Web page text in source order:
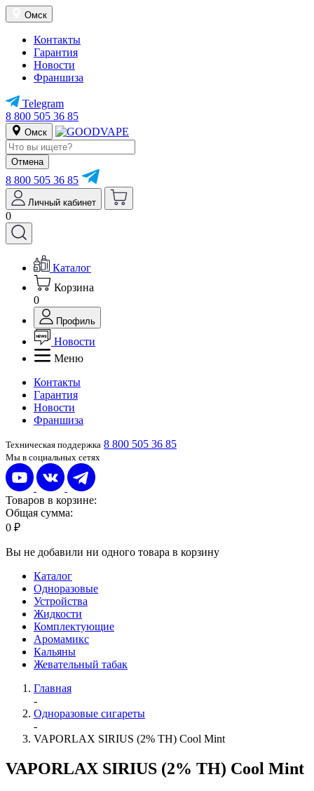
Омск
Контакты
Гарантия
Новости
Франшиза
Telegram
8 800 505 36 85
Омск
Отмена
8 800 505 36 85
Личный кабинет
0
Каталог
Корзина
0
Профиль
Новости
Меню
Контакты
Гарантия
Новости
Франшиза
Техническая поддержка 8 800 505 36 85
Мы в социальных сетях
Товаров в корзине:
Общая сумма:
0 ₽
Вы не добавили ни одного товара в корзину
Каталог
Одноразовые
Устройства
Жидкости
Комплектующие
Аромамикс
Кальяны
Жевательный табак
Главная
-
Одноразовые сигареты
-
VAPORLAX SIRIUS (2% TH) Cool Mint
VAPORLAX SIRIUS (2% TH) Cool Mint